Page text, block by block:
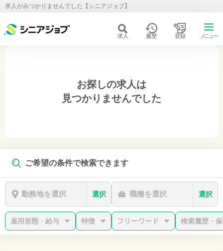
求人がみつかりませんでした【シニアジョブ】
求人 履歴 登録 メニュー
お探しの求人は
見つかりませんでした
ご希望の条件で検索できます
勤務地を選択 選択 職種を選択 選択
雇用形態・給与 特徴 フリーワード 検索履歴・